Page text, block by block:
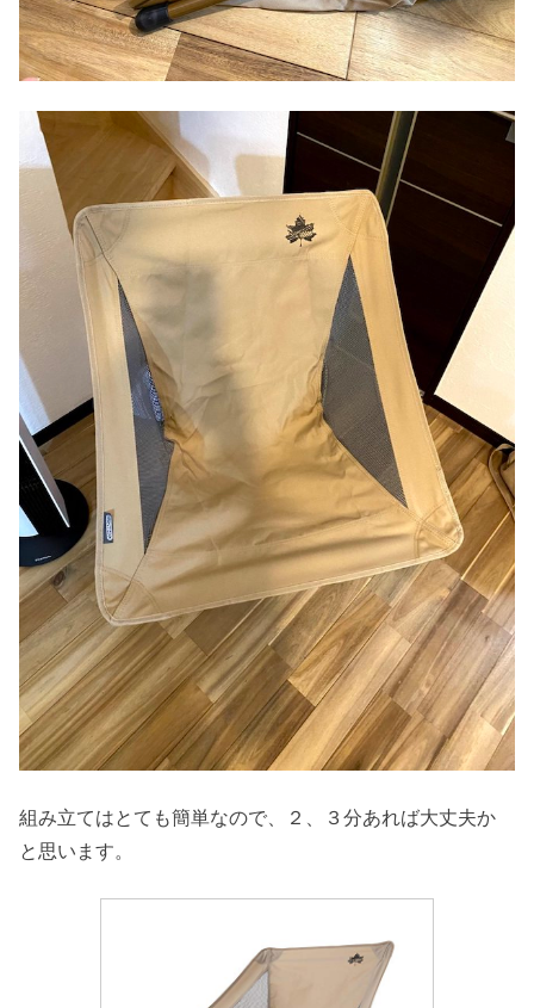
組み立てはとても簡単なので、２、３分あれば大丈夫か
と思います。